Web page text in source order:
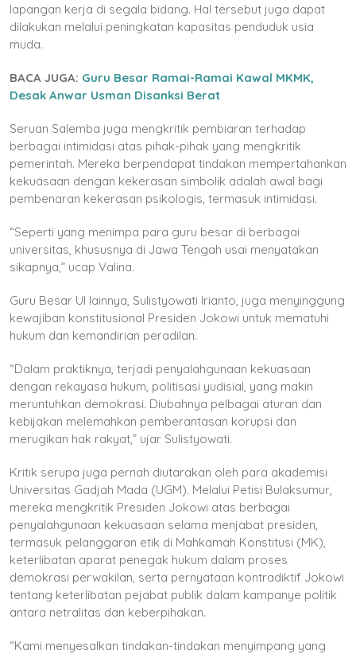
lapangan kerja di segala bidang. Hal tersebut juga dapat
dilakukan melalui peningkatan kapasitas penduduk usia
muda.
BACA JUGA: Guru Besar Ramai-Ramai Kawal MKMK,
Desak Anwar Usman Disanksi Berat
Seruan Salemba juga mengkritik pembiaran terhadap
berbagai intimidasi atas pihak-pihak yang mengkritik
pemerintah. Mereka berpendapat tindakan mempertahankan
kekuasaan dengan kekerasan simbolik adalah awal bagi
pembenaran kekerasan psikologis, termasuk intimidasi.
“Seperti yang menimpa para guru besar di berbagai
universitas, khususnya di Jawa Tengah usai menyatakan
sikapnya,” ucap Valina.
Guru Besar UI lainnya, Sulistyowati Irianto, juga menyinggung
kewajiban konstitusional Presiden Jokowi untuk mematuhi
hukum dan kemandirian peradilan.
“Dalam praktiknya, terjadi penyalahgunaan kekuasaan
dengan rekayasa hukum, politisasi yudisial, yang makin
meruntuhkan demokrasi. Diubahnya pelbagai aturan dan
kebijakan melemahkan pemberantasan korupsi dan
merugikan hak rakyat,” ujar Sulistyowati.
Kritik serupa juga pernah diutarakan oleh para akademisi
Universitas Gadjah Mada (UGM). Melalui Petisi Bulaksumur,
mereka mengkritik Presiden Jokowi atas berbagai
penyalahgunaan kekuasaan selama menjabat presiden,
termasuk pelanggaran etik di Mahkamah Konstitusi (MK),
keterlibatan aparat penegak hukum dalam proses
demokrasi perwakilan, serta pernyataan kontradiktif Jokowi
tentang keterlibatan pejabat publik dalam kampanye politik
antara netralitas dan keberpihakan.
“Kami menyesalkan tindakan-tindakan menyimpang yang